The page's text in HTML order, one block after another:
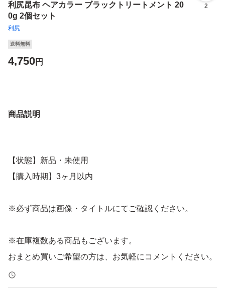
利尻昆布 ヘアカラー ブラックトリートメント 20
0g 2個セット
利尻
2
送料無料
4,750円
商品説明
【状態】新品・未使用
【購入時期】3ヶ月以内
※必ず商品は画像・タイトルにてご確認ください。
※在庫複数ある商品もございます。
おまとめ買いご希望の方は、お気軽にコメントください。
専用ページお作りいたします◎